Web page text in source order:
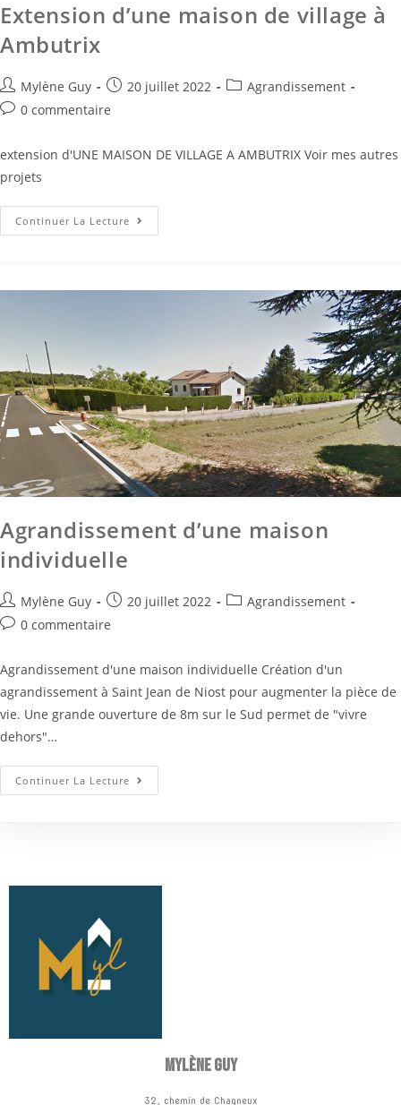
Extension d’une maison de village à
Ambutrix
Mylène Guy 20 juillet 2022
Agrandissement
0 commentaire
extension d'UNE MAISON DE VILLAGE A AMBUTRIX Voir mes autres
projets
Continuer La Lecture
Agrandissement d’une maison
individuelle
Mylène Guy 20 juillet 2022
Agrandissement
0 commentaire
Agrandissement d'une maison individuelle Création d'un
agrandissement à Saint Jean de Niost pour augmenter la pièce de
vie. Une grande ouverture de 8m sur le Sud permet de "vivre
dehors"…
Continuer La Lecture
Mylène GUY
32, chemin de Chagneux